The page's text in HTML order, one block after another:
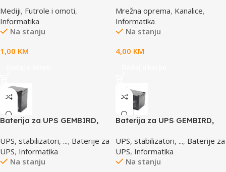
Mediji, Futrole i omoti,
Informatika
Na stanju
1,00 KM
Mrežna oprema, Kanalice,
Informatika
Na stanju
4,00 KM
Baterija za UPS GEMBIRD,
UPS, stabilizatori, ..., Baterije za
UPS, Informatika
Na stanju
Baterija za UPS GEMBIRD,
UPS, stabilizatori, ..., Baterije za
UPS, Informatika
Na stanju